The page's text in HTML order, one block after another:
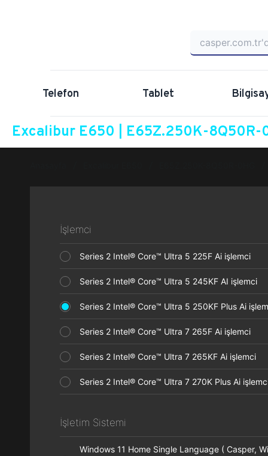
Telefon Tablet
Excalibur E650 | E65Z.250K-8Q50R-
İşlemci
Series 2 Intel® Core™ Ultra 5 225F Ai işlemci
Series 2 Intel® Core™ Ultra 5 245KF AI işlemci
Series 2 Intel® Core™ Ultra 5 250KF Plus Ai
Series 2 Intel® Core™ Ultra 7 265F Ai işlemci
Series 2 Intel® Core™ Ultra 7 265KF Ai işlemci
Series 2 Intel® Core™ Ultra 7 270K Plus Ai
İşletim Sistemi
Windows 11 Home Single Language ( Casper,